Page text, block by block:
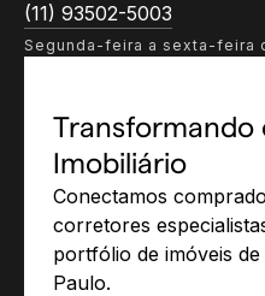
(11) 93502-5003
Segunda-feira a sexta-feira
Imobiliário
Conectamos
corretores
portfólio de imóveis
Paulo.